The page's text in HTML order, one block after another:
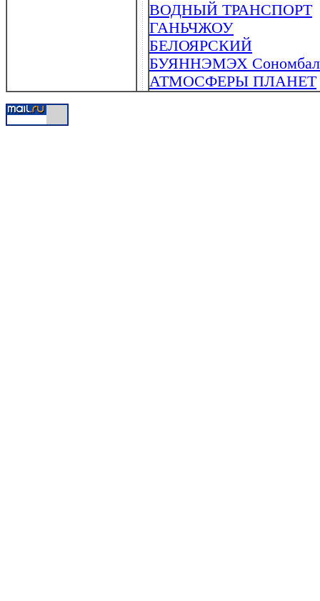
ВОДНЫЙ ТРАНСПОРТ
ГАНЬЧЖОУ
БЕЛОЯРСКИЙ
БУЯННЭМЭХ
АТМОСФЕРЫ ПЛАНЕТ